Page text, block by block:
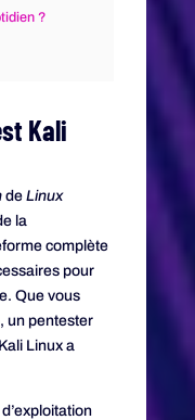
?
Kali
de Linux
la
complète
pour
Que vous
un pentester
Linux a